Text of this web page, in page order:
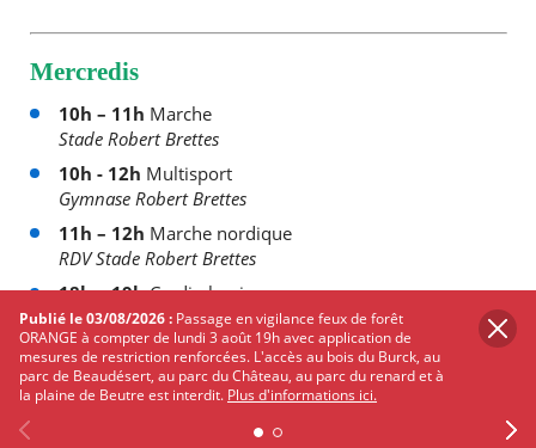
Publié le 03/08/2026 : Passage en vigilance feux de forêt
ORANGE à compter de lundi 3 août 19h avec application de
mesures de restriction renforcées. L'accès au bois du Burck, au
parc de Beaudésert, au parc du Château, au parc du renard et à
la plaine de Beutre est interdit. Plus d'informations ici.
Mercredis
10h – 11h Marche
Stade Robert Brettes
10h - 12h Multisport
Gymnase Robert Brettes
11h – 12h Marche nordique
RDV Stade Robert Brettes
18h – 19hCardio boxing
Gymnase Robert Brettes
18h – 19hFutsal + handisport
Gymnase Robert Brettes